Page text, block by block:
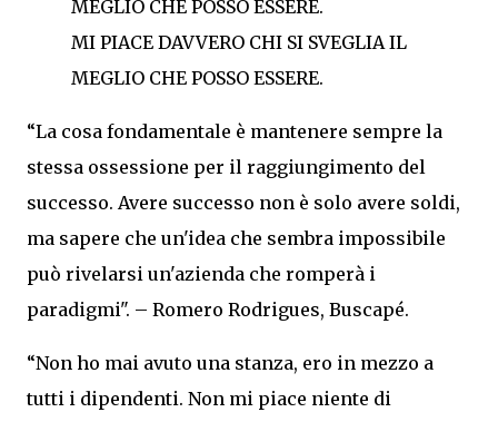
MI PIACE DAVVERO CHI SI SVEGLIA IL
MEGLIO CHE POSSO ESSERE.
“La cosa fondamentale è mantenere sempre la
stessa ossessione per il raggiungimento del
successo. Avere successo non è solo avere soldi,
ma sapere che un'idea che sembra impossibile
può rivelarsi un'azienda che romperà i
paradigmi". – Romero Rodrigues, Buscapé.
“Non ho mai avuto una stanza, ero in mezzo a
tutti i dipendenti. Non mi piace niente di